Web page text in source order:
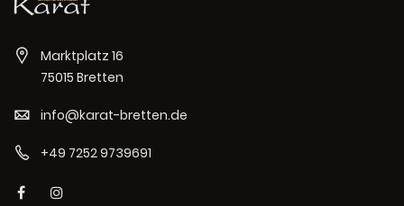
Marktplatz 16
75015 Bretten
info@karat-bretten.de
+49 7252 9739691